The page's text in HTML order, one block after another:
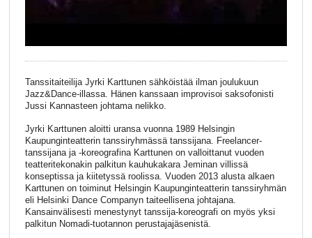
Tanssitaiteilija Jyrki Karttunen sähköistää ilman joulukuun
Jazz&Dance-illassa. Hänen kanssaan improvisoi saksofonisti
Jussi Kannasteen johtama nelikko.
Jyrki Karttunen aloitti uransa vuonna 1989 Helsingin
Kaupunginteatterin tanssiryhmässä tanssijana. Freelancer-
tanssijana ja -koreografina Karttunen on valloittanut vuoden
teatteritekonakin palkitun kauhukakara Jeminan villissä
konseptissa ja kiitetyssä roolissa. Vuoden 2013 alusta alkaen
Karttunen on toiminut Helsingin Kaupunginteatterin tanssiryhmän
eli Helsinki Dance Companyn taiteellisena johtajana.
Kansainvälisesti menestynyt tanssija-koreografi on myös yksi
palkitun Nomadi-tuotannon perustajajäsenistä.